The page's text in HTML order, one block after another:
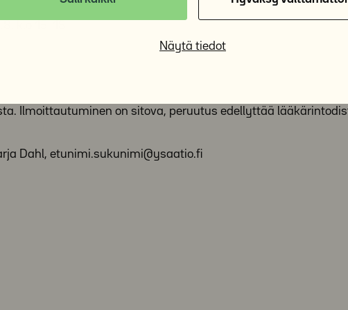
Näytä tiedot
klo 15–18
Ilmoittautuminen on sitova, peruutus edellyttää
Dahl, etunimi.sukunimi@ysaatio.fi